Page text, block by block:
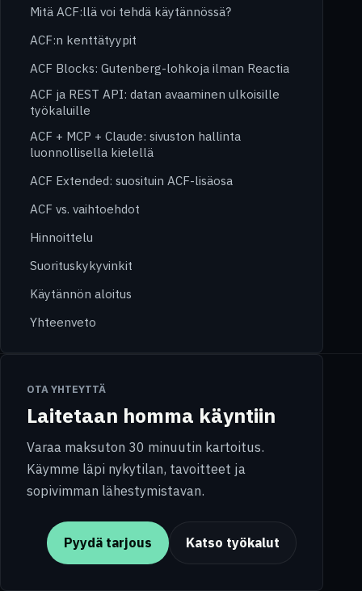
Mitä ACF:llä voi tehdä käytännössä?
ACF:n kenttätyypit
ACF Blocks: Gutenberg-lohkoja ilman Reactia
ACF ja REST API: datan avaaminen ulkoisille
työkaluille
ACF + MCP + Claude: sivuston hallinta
luonnollisella kielellä
ACF Extended: suosituin ACF-lisäosa
ACF vs. vaihtoehdot
Hinnoittelu
Suorituskykyvinkit
Käytännön aloitus
Yhteenveto
OTA YHTEYTTÄ
Laitetaan homma käyntiin
Varaa maksuton 30 minuutin kartoitus.
Käymme läpi nykytilan, tavoitteet ja
sopivimman lähestymistavan.
Pyydä tarjous Katso työkalut